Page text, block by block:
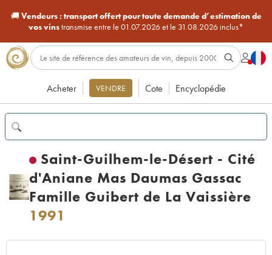
🚚Vendeurs : transport offert pour toute demande d’estimation de
vos vinstransmise entre le 01.07.2026 et le 31.08.2026 inclus*
Acheter VENDRE Cote Encyclopédie
Saint-Guilhem-le-Désert - Cité
d'Aniane Mas Daumas Gassac
Famille Guibert de La Vaissière
1991